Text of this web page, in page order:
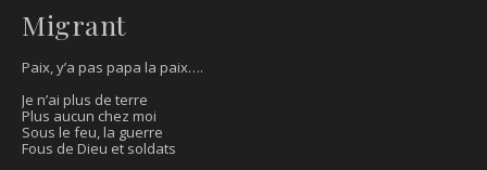
Migrant
Paix, y’a pas papa la paix….
Je n’ai plus de terre
Plus aucun chez moi
Sous le feu, la guerre
Fous de Dieu et soldats